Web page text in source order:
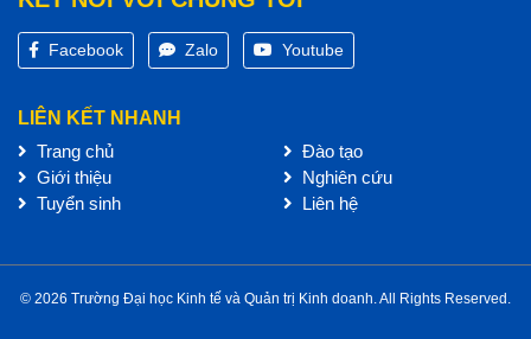
Facebook Zalo Youtube
LIÊN KẾT NHANH
Trang chủ
Giới thiệu
Tuyển sinh
Đào tạo
Nghiên cứu
Liên hệ
© 2026 Trường Đại học Kinh tế và Quản trị Kinh doanh. All Rights Reserved.